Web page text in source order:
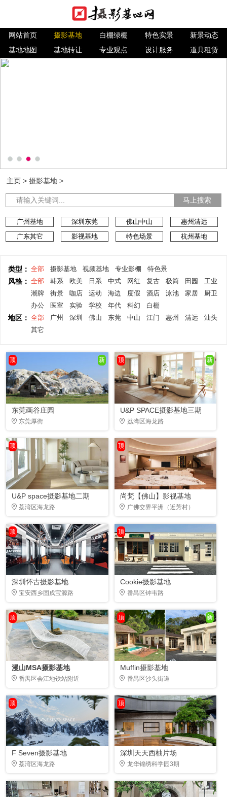
网站首页 摄影基地 白棚绿棚 特色实景
新景动态
基地地图
基地转让 专业观点 设计服务 道具租赁
主页 >摄影基地 >
马上搜索
广州基地 深圳东莞 佛山中山
惠州清远
广东其它
影视基地 特色场景 杭州基地
类型： 全部 摄影基地 视频基地 专业影棚 特色景
风格： 全部 韩系 欧美 日系 中式 网红 复古 极简 田园
工业
潮牌
街景 咖店 运动 海边 度假 酒店 泳池 家居
厨卫
办公
医室 实验 学校 年代 科幻 白棚
地区： 全部 广州 深圳 佛山 东莞 中山 江门 惠州 清远
汕头
其它
新
顶
东莞画谷庄园
东莞厚街
新
顶
U&P SPACE摄影基地三期
荔湾区海龙路
顶
U&P space摄影基地二期
荔湾区海龙路
顶
尚梵【佛山】影视基地
广佛交界平洲（近芳村）
顶
深圳怀古摄影基地
宝安西乡固戍宝源路
顶
Cookie摄影基地
番禺区钟韦路
顶
漫山MSA摄影基地
番禺区会江地铁站附近
新
顶
Muffin摄影基地
番禺区沙头街道
顶
F Seven摄影基地
荔湾区海龙路
顶
深圳天天西柚片场
龙华锦绣科学园3期